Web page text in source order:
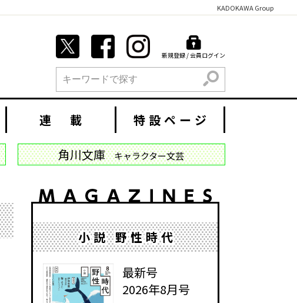
KADOKAWA Group
新規登録 / 会員ログイン
検索
連 載 特設ページ
角川文庫 キャラクター文芸
小説 野性時代
最新号
2026年8月号